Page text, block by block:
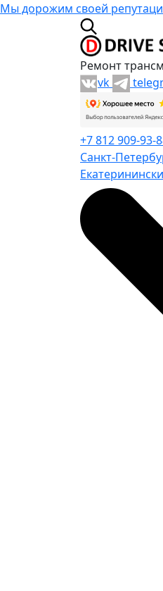
Мы дорожим своей
Ремонт
vk
+7 812 909-93-
Санкт-